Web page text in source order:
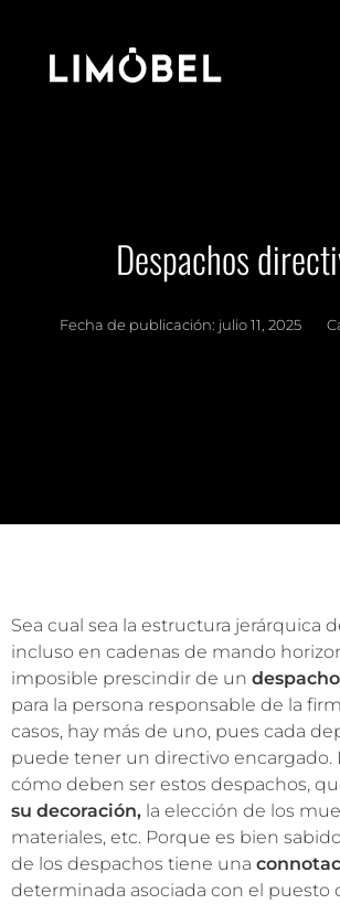
Despachos
Fecha de publicación: julio 11, 2025
Sea cual sea la estructura jerárquica
incluso en cadenas de mando
imposible prescindir de un
para la persona responsable de la
casos, hay más de uno, pues cada
puede tener un directivo encargado.
cómo deben ser estos despachos,
su decoración, la elección de los
materiales, etc. Porque es bien
de los despachos tiene una
determinada asociada con el puesto